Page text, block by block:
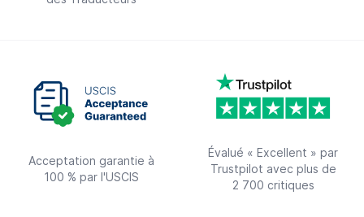
Acceptation garantie à
100 % par l'USCIS
Évalué « Excellent » par
Trustpilot avec plus de
2 700 critiques